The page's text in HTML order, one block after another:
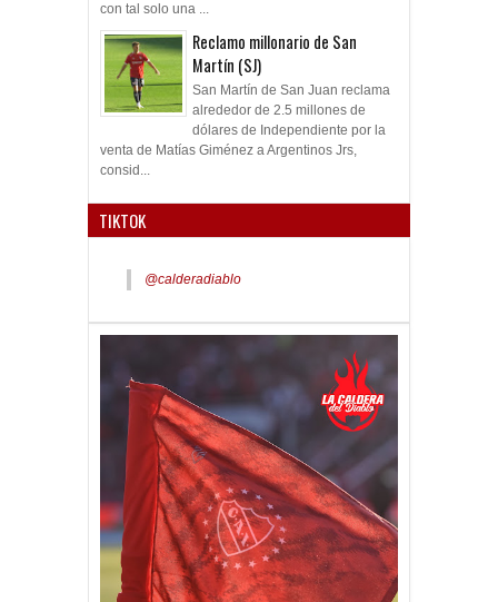
con tal solo una ...
Reclamo millonario de San
Martín (SJ)
San Martín de San Juan reclama
alrededor de 2.5 millones de
dólares de Independiente por la
venta de Matías Giménez a Argentinos Jrs,
consid...
TIKTOK
@calderadiablo